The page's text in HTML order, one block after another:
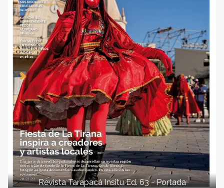
Revista Tarapacá Insitu Ed. 63 - Portada